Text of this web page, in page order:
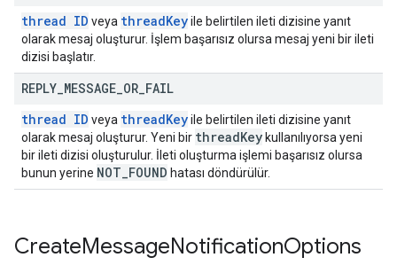
thread ID veya threadKeyile belirtilen ileti dizisine yanıt
olarak mesaj oluşturur. İşlem başarısız olursa mesaj yeni bir ileti
dizisi başlatır.
REPLY MESSAGE OR FAIL
thread ID veya threadKeyile belirtilen ileti dizisine yanıt
olarak mesaj oluşturur. Yeni bir threadKey kullanılıyorsa yeni
bir ileti dizisi oluşturulur. İleti oluşturma işlemi başarısız olursa
bunun yerine NOT FOUND hatası döndürülür.
CreateMessageNotificationOptions